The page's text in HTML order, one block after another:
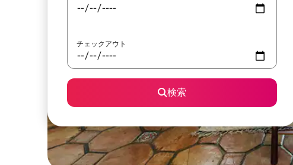
チェックアウト
検索